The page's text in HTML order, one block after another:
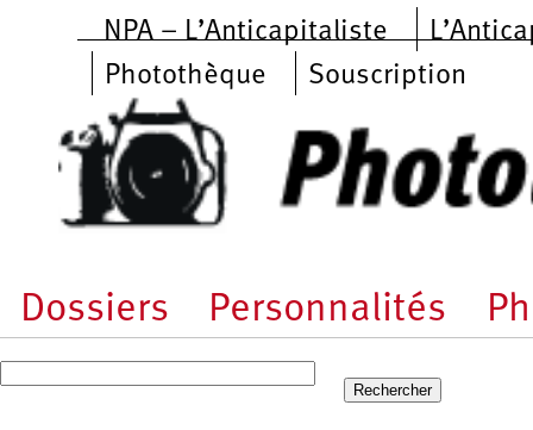
Aller au contenu principal
NPA – L’Anticapitaliste
Photothèque
Souscription
Dossiers Personnalités